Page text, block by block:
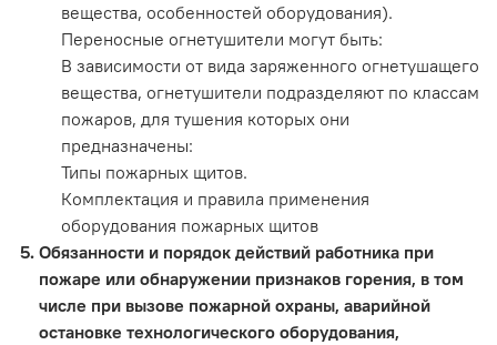
вещества, особенностей оборудования).
Переносные огнетушители могут быть:
В зависимости от вида заряженного огнетушащего
вещества, огнетушители подразделяют по классам
пожаров, для тушения которых они
предназначены:
Типы пожарных щитов.
Комплектация и правила применения
оборудования пожарных щитов
Обязанности и порядок действий работника при
пожаре или обнаружении признаков горения, в том
числе при вызове пожарной охраны, аварийной
остановке технологического оборудования,